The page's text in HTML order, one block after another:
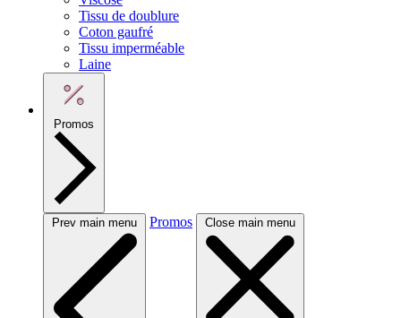
Tissu de doublure
Coton gaufré
Tissu imperméable
Laine
Promos
Prev main menu Promos Close main menu